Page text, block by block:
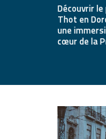
Découvrir le
Thot en
une
cœur de la